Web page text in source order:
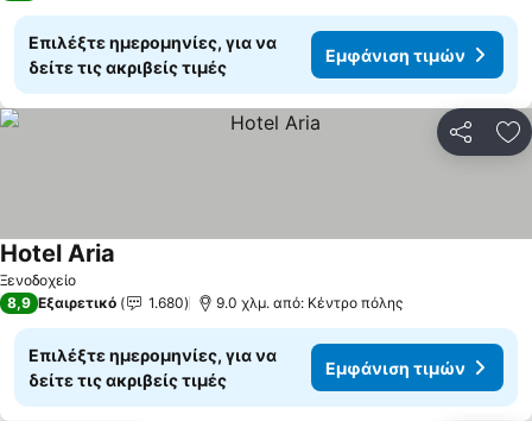
Επιλέξτε ημερομηνίες, για να
δείτε τις ακριβείς τιμές
Εμφάνιση τιμών
Ξενοδοχείο
Hotel Aria
8,9 Εξαιρετικό 1.680 9.0 χλμ. από: Κέντρο πόλης
Επιλέξτε ημερομηνίες, για να
δείτε τις ακριβείς τιμές
Εμφάνιση τιμών